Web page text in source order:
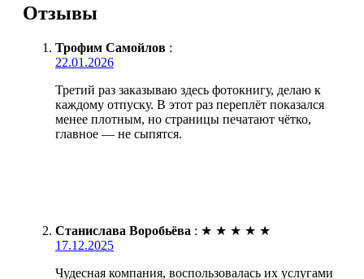
Отзывы
Трофим Самойлов :
22.01.2026
Третий раз заказываю здесь фотокнигу, делаю к
каждому отпуску. В этот раз переплёт показался
менее плотным, но страницы печатают чётко,
главное — не сыпятся.
Станислава Воробьёва : ★ ★ ★ ★ ★
17.12.2025
Чудесная компания, воспользовалась их услугами